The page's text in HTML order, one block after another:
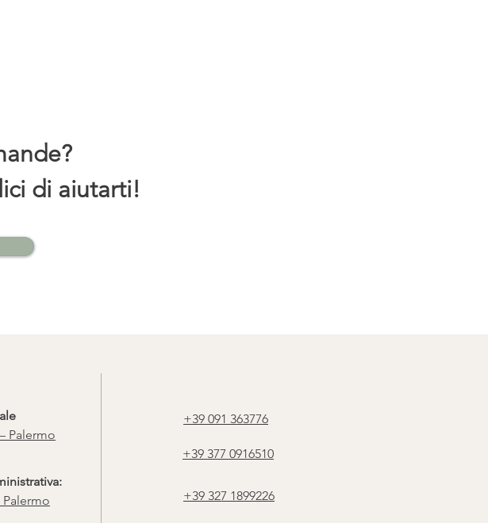
di aiutarti!
Palermo
+39 091 363776
+39 377 0916510
+39 327 1899226